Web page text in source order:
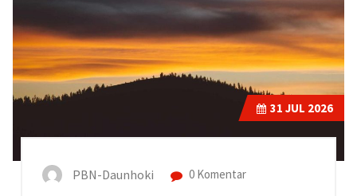
31 JUL 2026
PBN-Daunhoki 0 Komentar